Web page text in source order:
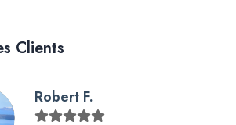
Clients
Robert F.